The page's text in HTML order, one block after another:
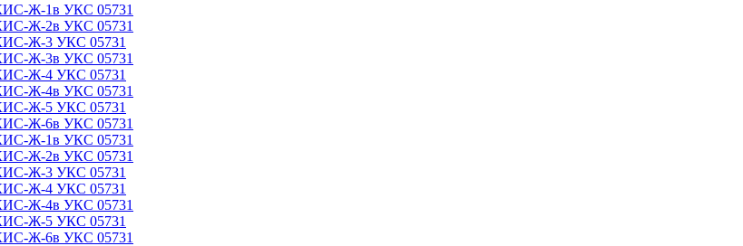
КИС-Ж-1в УКС 05731
КИС-Ж-2в УКС 05731
КИС-Ж-3 УКС 05731
КИС-Ж-3в УКС 05731
КИС-Ж-4 УКС 05731
КИС-Ж-4в УКС 05731
КИС-Ж-5 УКС 05731
КИС-Ж-6в УКС 05731
КИС-Ж-1в УКС 05731
КИС-Ж-2в УКС 05731
КИС-Ж-3 УКС 05731
КИС-Ж-4 УКС 05731
КИС-Ж-4в УКС 05731
КИС-Ж-5 УКС 05731
КИС-Ж-6в УКС 05731